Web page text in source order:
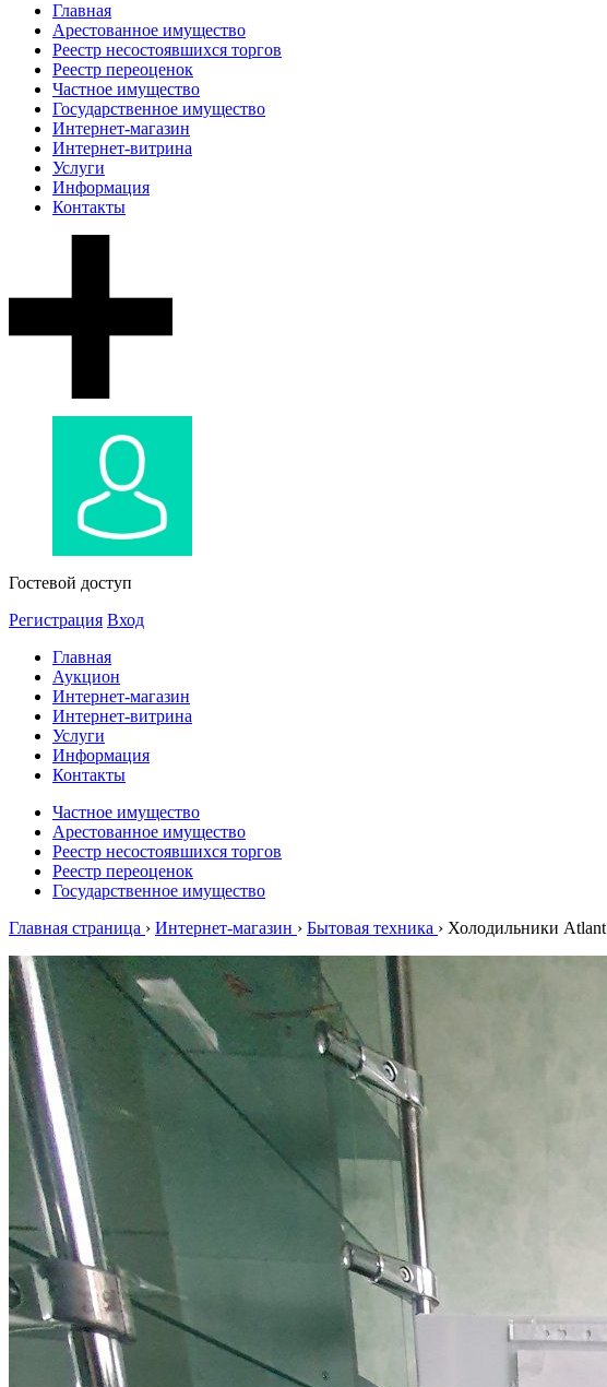
Главная
Арестованное имущество
Реестр несостоявшихся торгов
Реестр переоценок
Частное имущество
Государственное имущество
Интернет-магазин
Интернет-витрина
Услуги
Информация
Контакты
Гостевой доступ
Регистрация Вход
Главная
Аукцион
Интернет-магазин
Интернет-витрина
Услуги
Информация
Контакты
Частное имущество
Арестованное имущество
Реестр несостоявшихся торгов
Реестр переоценок
Государственное имущество
Главная страница › Интернет-магазин › Бытовая техника › Холодильники Atlant